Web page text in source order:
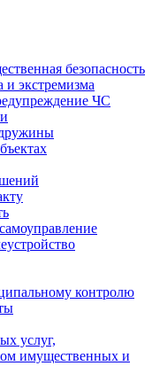
безопасность
и экстремизма
ЧС
контролю
услуг,
имущественных и